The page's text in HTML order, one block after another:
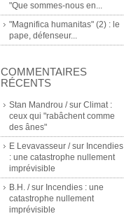
"Que sommes-nous en...
"Magnifica humanitas" (2) : le
pape, défenseur...
COMMENTAIRES
RÉCENTS
Stan Mandrou /sur Climat :
ceux qui "rabâchent comme
des ânes"
E Levavasseur /sur Incendies
: une catastrophe nullement
imprévisible
B.H. /sur Incendies : une
catastrophe nullement
imprévisible